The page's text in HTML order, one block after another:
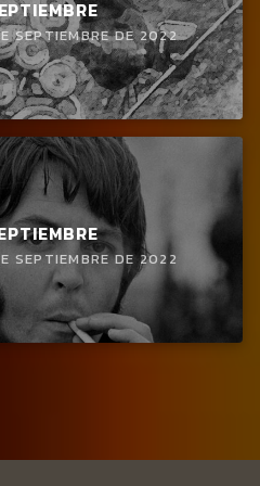
SEPTIEMBRE DE 2022
SEPTIEMBRE DE 2022